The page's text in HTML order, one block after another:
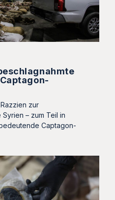
zur
– zum Teil in
Captagon-